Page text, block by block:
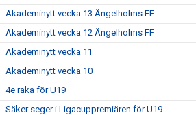
Akademinytt vecka 13 Ängelholms FF
Akademinytt vecka 12 Ängelholms FF
Akademinytt vecka 11
Akademinytt vecka 10
4e raka för U19
Säker seger i Ligacuppremiären för U19